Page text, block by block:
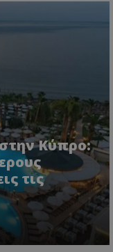
Κύπρο:
τις